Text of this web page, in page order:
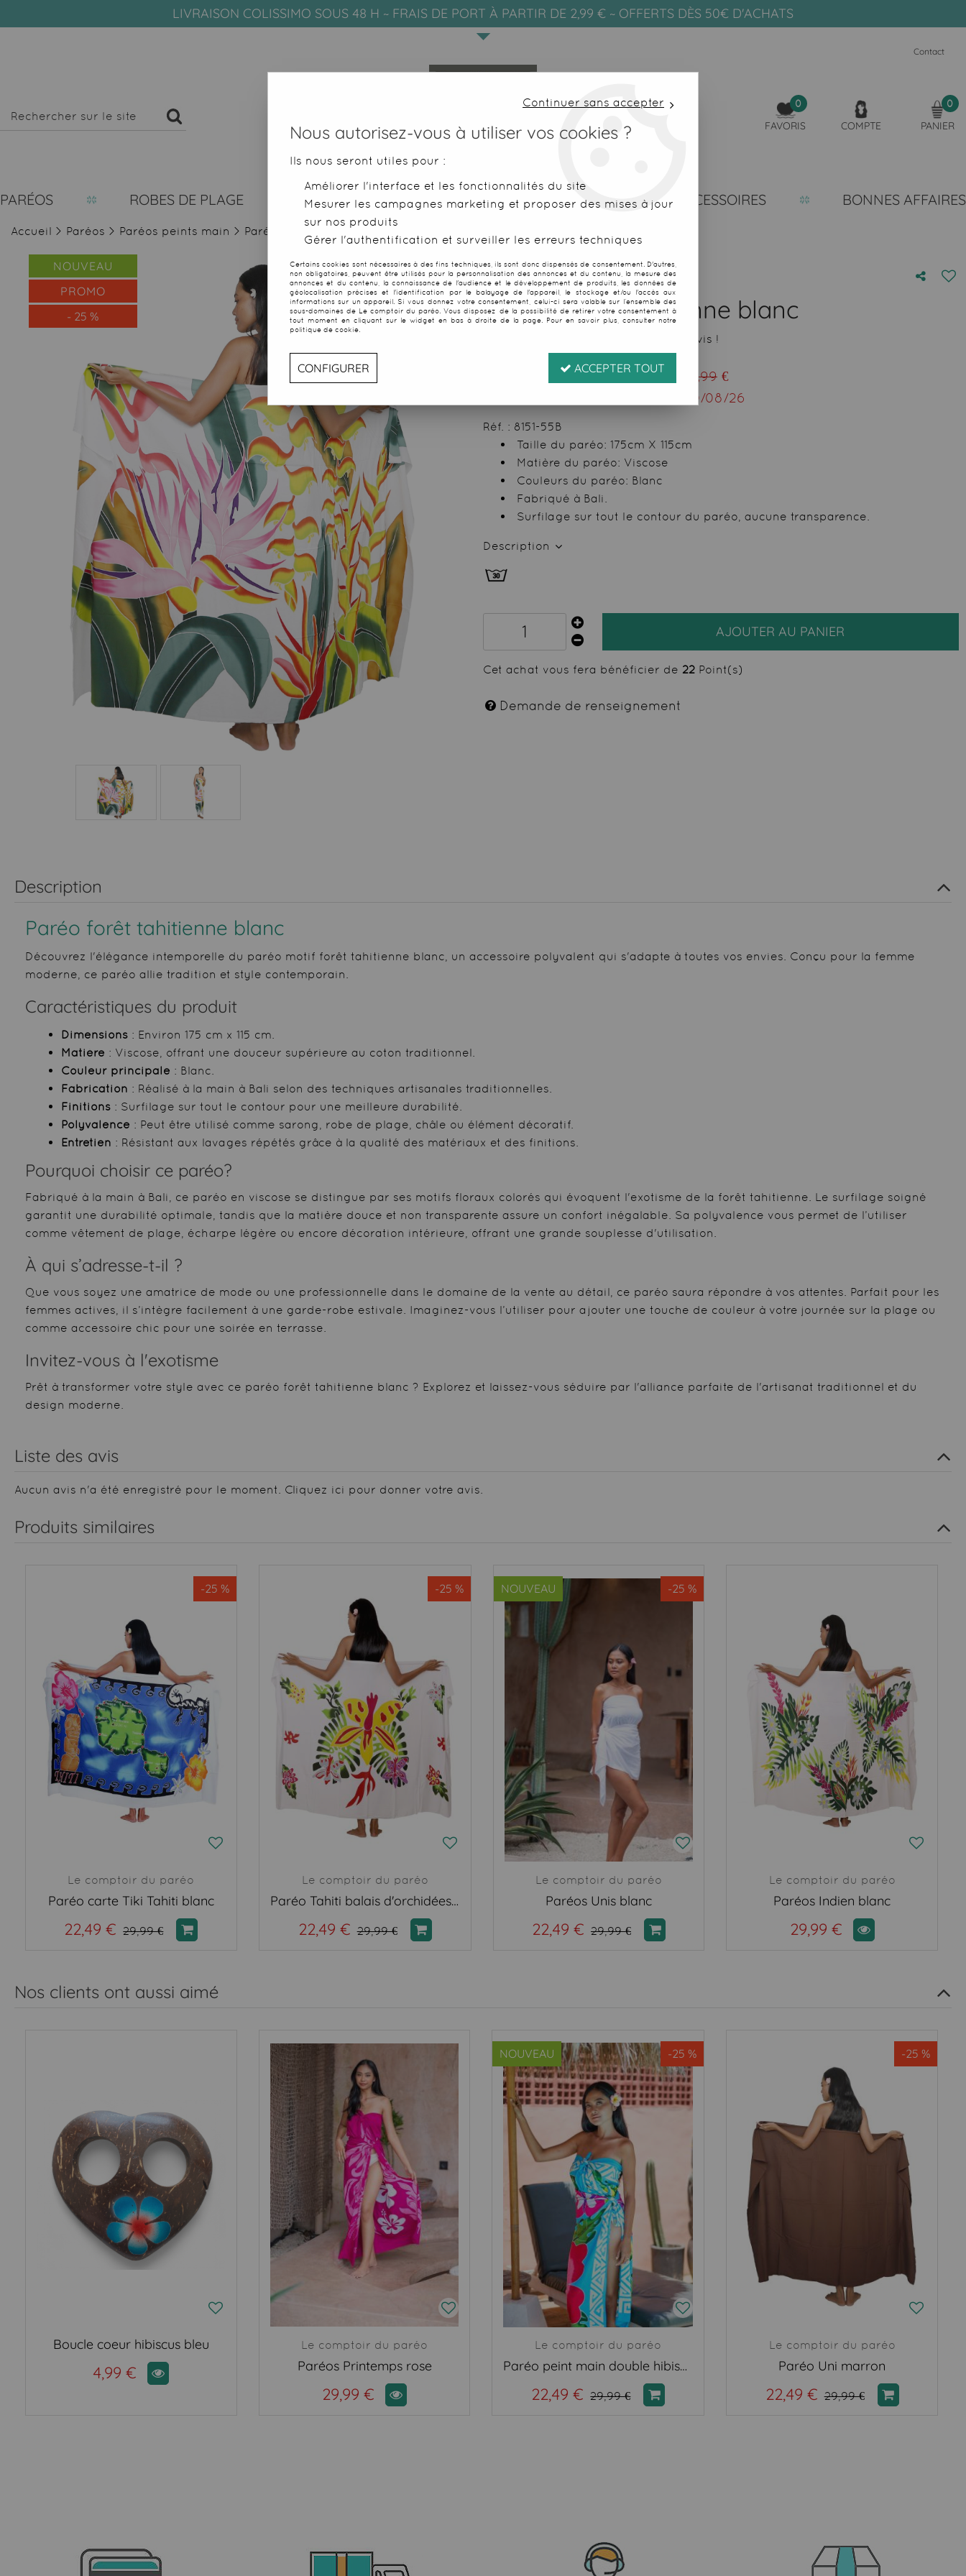
LIVRAISON COLISSIMO SOUS 48 H ~ FRAIS DE PORT À PARTIR DE 2,99 € ~ OFFERTS DÈS 50€ D'ACHATS
Contact
0
FAVORIS COMPTE
0
PANIER
PARÉOS ROBES DE PLAGE SERVIETTES DE PLAGE FOUTAS ACCESSOIRES BONNES AFFAIRES
Accueil > Paréos > Paréos peints main > Paréo foret Tahitienne blanc
NOUVEAU
PROMO
- 25 % Paréo foret Tahitienne blanc
Soyez le premier à donner votre avis !
€TTC au lieu de 29,99 €
10/08/26
Réf. : 8151-55B
Taille du paréo: 175cm X 115cm
Matière du paréo: Viscose
Couleurs du paréo: Blanc
Fabriqué à Bali.
Surfilage sur tout le contour du paréo, aucune transparence.
Description
AJOUTER AU PANIER
Cet achat vous fera bénéficier de 22 Point(s)
Demande de renseignement
Description
Paréo forêt tahitienne blanc
Découvrez l'élégance intemporelle du paréo motif forêt tahitienne blanc, un accessoire polyvalent qui s'adapte à toutes vos envies. Conçu pour la femme
moderne, ce paréo allie tradition et style contemporain.
Caractéristiques du produit
Dimensions : Environ 175 cm x 115 cm.
Matière : Viscose, offrant une douceur supérieure au coton traditionnel.
Couleur principale : Blanc.
Fabrication : Réalisé à la main à Bali selon des techniques artisanales traditionnelles.
Finitions : Surfilage sur tout le contour pour une meilleure durabilité.
Polyvalence : Peut être utilisé comme sarong, robe de plage, châle ou élément décoratif.
Entretien : Résistant aux lavages répétés grâce à la qualité des matériaux et des finitions.
Pourquoi choisir ce paréo?
Fabriqué à la main à Bali, ce paréo en viscose se distingue par ses motifs floraux colorés qui évoquent l'exotisme de la forêt tahitienne. Le surfilage soigné
garantit une durabilité optimale, tandis que la matière douce et non transparente assure un confort inégalable. Sa polyvalence vous permet de l’utiliser
comme vêtement de plage, écharpe légère ou encore décoration intérieure, offrant une grande souplesse d'utilisation.
À qui s’adresse-t-il ?
Que vous soyez une amatrice de mode ou une professionnelle dans le domaine de la vente au détail, ce paréo saura répondre à vos attentes. Parfait pour les
femmes actives, il s’intègre facilement à une garde-robe estivale. Imaginez-vous l’utiliser pour ajouter une touche de couleur à votre journée sur la plage ou
comme accessoire chic pour une soirée en terrasse.
Invitez-vous à l'exotisme
Prêt à transformer votre style avec ce paréo forêt tahitienne blanc ? Explorez et laissez-vous séduire par l'alliance parfaite de l'artisanat traditionnel et du
design moderne.
Liste des avis
Aucun avis n'a été enregistré pour le moment. Cliquez ici pour donner votre avis.
Produits similaires
-25 %
Le comptoir du paréo
Paréo carte Tiki Tahiti blanc
22,49 € 29,99 €
-25 %
Le comptoir du paréo
Paréo Tahiti balais d'orchidées blanc
22,49 € 29,99 €
NOUVEAU -25 %
Le comptoir du paréo
Paréos Unis blanc
22,49 € 29,99 €
Le comptoir du paréo
Paréos Indien blanc
29,99 €
Nos clients ont aussi aimé
Boucle coeur hibiscus bleu
4,99 €
Le comptoir du paréo
Paréos Printemps rose
29,99 €
NOUVEAU -25 %
Le comptoir du paréo
Paréo peint main double hibiscus bleu
22,49 € 29,99 €
-25 %
Le comptoir du paréo
Paréo Uni marron
22,49 € 29,99 €
Continuer sans accepter
Nous autorisez-vous à utiliser vos cookies ?
Ils nous seront utiles pour :
Améliorer l'interface et les fonctionnalités du site
Mesurer les campagnes marketing et proposer des mises à jour
sur nos produits
Gérer l'authentification et surveiller les erreurs techniques
Certains cookies sont nécessaires à des fins techniques, ils sont donc dispensés de consentement. D'autres,
non obligatoires, peuvent être utilisés pour la personnalisation des annonces et du contenu, la mesure des
annonces et du contenu, la connaissance de l'audience et le développement de produits, les données de
géolocalisation précises et l'identification par le balayage de l'appareil, le stockage et/ou l'accès aux
informations sur un appareil. Si vous donnez votre consentement, celui-ci sera valable sur l’ensemble des
sous-domaines de Le comptoir du paréo. Vous disposez de la possibilité de retirer votre consentement à
tout moment en cliquant sur le widget en bas à droite de la page. Pour en savoir plus, consulter notre
politique de cookie.
CONFIGURER ACCEPTER TOUT